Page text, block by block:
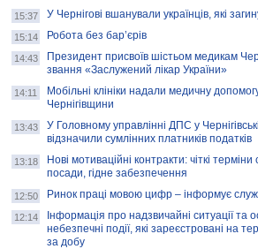
Золота тварина: видання Forbes
написало про чернігівця Патрона: хто і
скільки на ньому заробляє? І куди
витрачають?
15:37 У Чернігові вшанували українців, які
15:14 Робота без бар’єрів
14:43
Президент присвоїв шістьом медикам
звання «Заслужений лікар України»
14:11
Мобільні клініки надали медичну
Чернігівщини
13:43
У Головному управлінні ДПС у
відзначили сумлінних платників податків
13:18
Нові мотиваційні контракти: чіткі
посади, гідне забезпечення
12:50 Ринок праці мовою цифр – інформує
12:14
Інформація про надзвичайні ситуації та
небезпечні події, які зареєстровані на
за добу